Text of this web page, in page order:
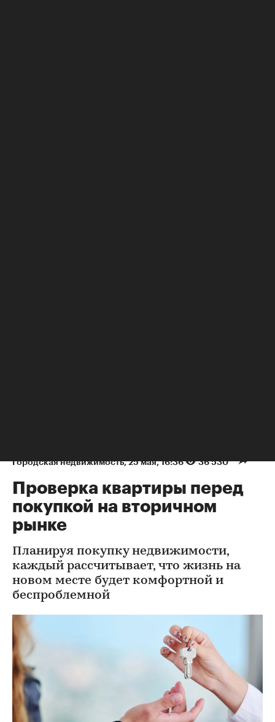
Городская недвижимость⁠,25 мая, 16:36 36 530
Проверка квартиры перед
покупкой на вторичном
рынке
Планируя покупку недвижимости,
каждый рассчитывает, что жизнь на
новом месте будет комфортной и
беспроблемной